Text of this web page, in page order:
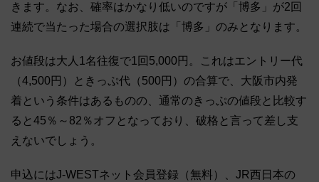
きます。なお、確率はかなり低いのですが「博多」が2回
連続で当たった場合の選択肢は「博多」のみとなります。
お値段は大人1名往復で1回5,000円。これはエントリー代
（4,500円）ときっぷ代（500円）の合算で、大阪市内発
着という条件はあるものの、通常のきっぷの値段と比較す
ると45％～82％オフとなっており、破格と言って差し支
えないでしょう。
申込にはJ-WESTネット会員登録（無料）、JR西日本の